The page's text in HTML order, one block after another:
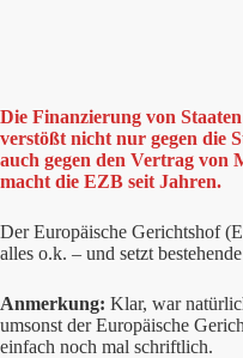
Die Finanzierung von
verstößt nicht nur gegen die
auch gegen den Vertrag von
macht die EZB seit Jahren.
Der Europäische Gerichtshof
alles o.k. – und setzt
Anmerkung: Klar, war
umsonst der Europäische
einfach noch mal schriftlich.